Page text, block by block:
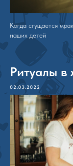
Когда сгущается
наших детей
Ритуалы в
02.03.2022